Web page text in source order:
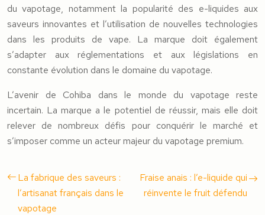
du vapotage, notamment la popularité des e-liquides aux
saveurs innovantes et l’utilisation de nouvelles technologies
dans les produits de vape. La marque doit également
s’adapter aux réglementations et aux législations en
constante évolution dans le domaine du vapotage.
L’avenir de Cohiba dans le monde du vapotage reste
incertain. La marque a le potentiel de réussir, mais elle doit
relever de nombreux défis pour conquérir le marché et
s’imposer comme un acteur majeur du vapotage premium.
La fabrique des saveurs :
l’artisanat français dans le
vapotage
Fraise anais : l’e-liquide qui
réinvente le fruit défendu